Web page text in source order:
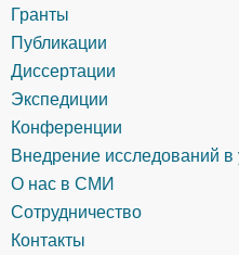
Гранты
Публикации
Диссертации
Экспедиции
Конференции
Внедрение исследований
О нас в СМИ
Сотрудничество
Контакты